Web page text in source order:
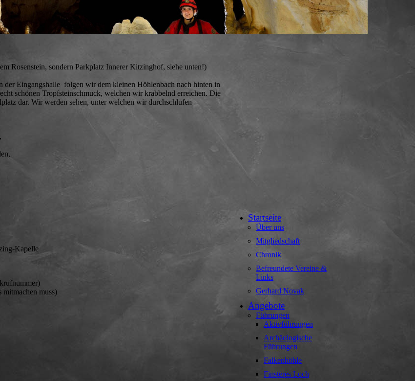
Rosenstein, sondern Parkplatz Innerer Kitzinghof, siehe unten!)
Eingangshalle folgen wir dem kleinen Höhlenbach nach hinten in
schönen Tropfsteinschmuck, welchen wir krabbelnd erreichen. Die
dar. Wir werden sehen, unter welchen wir durchschlufen
Kapelle
mitmachen muss)
Startseite
Über uns
Mitgliedschaft
Chronik
Befreundete Vereine &
Links
Gerhard Novak
Angebote
Führungen
Aktivführungen
Archäologische
Führungen
Falkenhöhle
Finsteres Loch